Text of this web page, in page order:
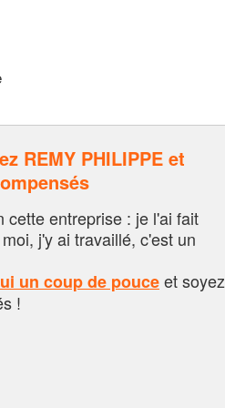
REMY PHILIPPE et
cette entreprise : je l'ai fait
j'y ai travaillé, c'est un
un coup de pouceet soyez
!